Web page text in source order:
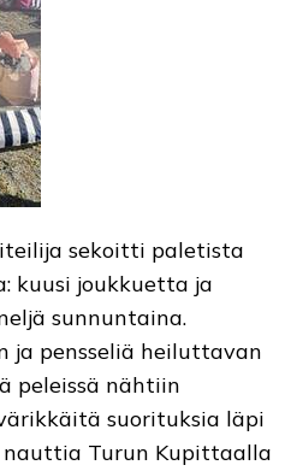
sekoitti paletista
kuusi joukkuetta ja
sunnuntaina.
ja pensseliä heiluttavan
peleissä nähtiin
suorituksia läpi
nauttia Turun Kupittaalla